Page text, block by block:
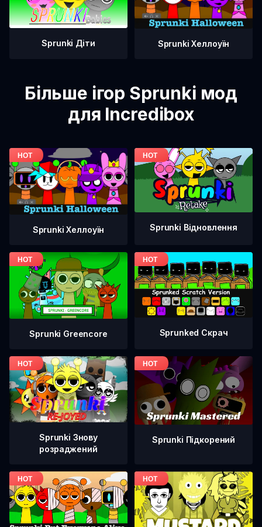
Sprunki Діти Sprunki Хеллоуїн
Більше ігор Sprunki мод
для Incredibox
Sprunki Хеллоуїн Sprunki Відновлення
Sprunki Greencore Sprunked Скрач
Sprunki Знову
розраджений
Sprunki Підкорений